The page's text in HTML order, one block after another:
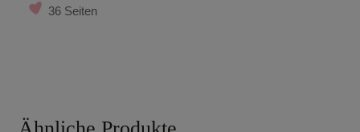
36 Seiten